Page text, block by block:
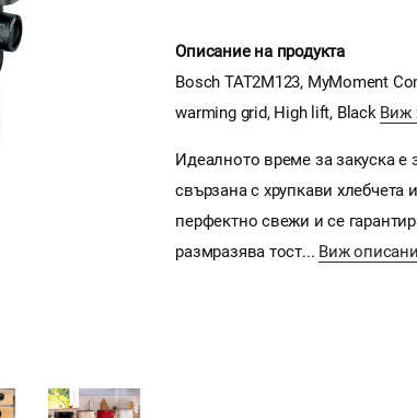
Описание на продукта
Bosch TAT2M123, MyMoment
warming grid, High lift, Black Виж
Идеалното време за закуска е
свързана с хрупкави хлебчета
перфектно свежи и се
размразява тост... Виж